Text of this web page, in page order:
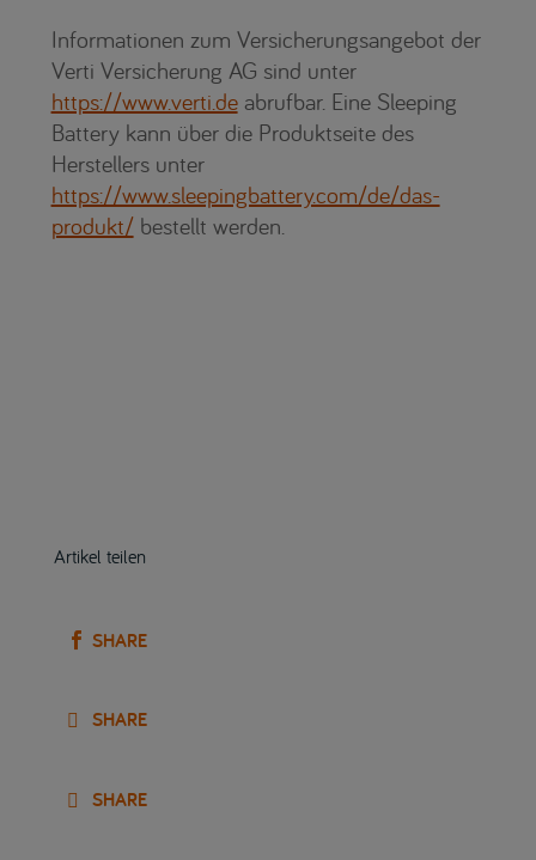
Informationen zum Versicherungsangebot der
Verti Versicherung AG sind unter
https://www.verti.deabrufbar. Eine Sleeping
Battery kann über die Produktseite des
Herstellers unter
https://www.sleepingbattery.com/de/das-
produkt/bestellt werden.
Artikel teilen
SHARE
SHARE
SHARE